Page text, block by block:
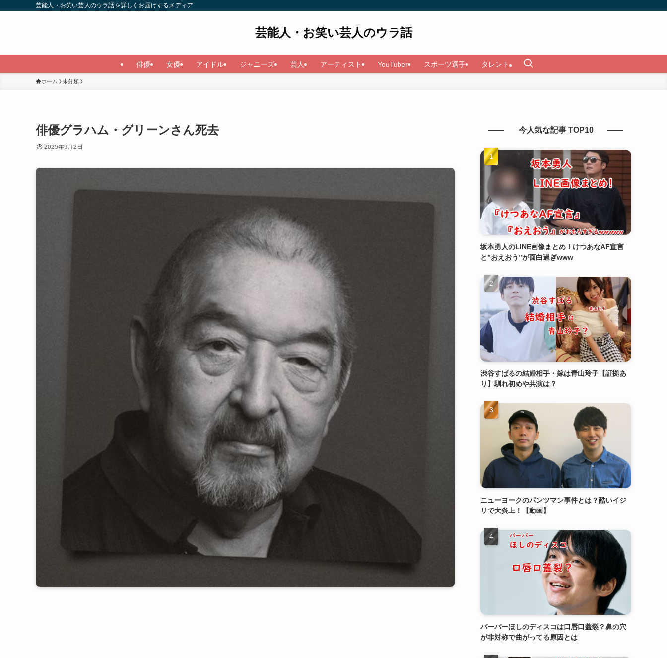
芸能人・お笑い芸人のウラ話を詳しくお届けするメディア
芸能人・お笑い芸人のウラ話
俳優 女優 アイドル ジャニーズ 芸人 アーティスト YouTuber スポーツ選手 タレント
ホーム 未分類
俳優グラハム・グリーンさん死去
2025年9月2日
今人気な記事 TOP10
坂本勇人のLINE画像まとめ！けつあなAF宣言
と”おえおう”が面白過ぎwww
渋谷すばるの結婚相手・嫁は青山玲子【証拠あ
り】馴れ初めや共演は？
ニューヨークのパンツマン事件とは？酷いイジ
リで大炎上！【動画】
パーパーほしのディスコは口唇口蓋裂？鼻の穴
が非対称で曲がってる原因とは